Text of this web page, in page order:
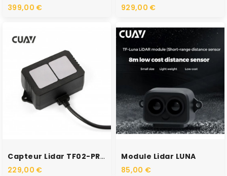
399,00 €
929,00 €
Capteur Lidar TF02-PRO
229,00 €
Module Lidar LUNA
85,00 €